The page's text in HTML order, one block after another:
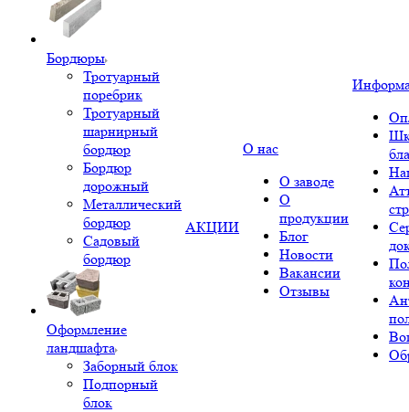
Бордюры
Тротуарный
поребрик
Тротуарный
шарнирный
бордюр
Бордюр
дорожный
Металлический
бордюр
Садовый
бордюр
Оформление
ландшафта
Заборный блок
Подпорный
блок
АКЦИИ
О нас
О заводе
О
продукции
Блог
Новости
Вакансии
Отзывы